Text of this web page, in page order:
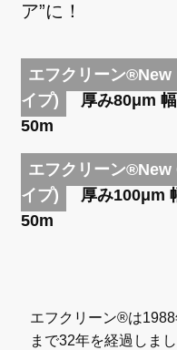
ア”に！
エフクリーン®New
イプ)
厚み80μm
50m
エフクリーン®New
イプ)
厚み100μm
50m
エフクリーン®は
まで32年を経過しま